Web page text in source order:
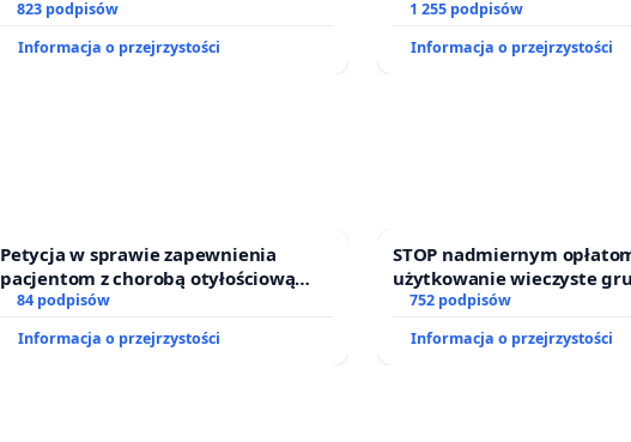
prawa rodzinnego
823 podpisów
Informacja o przejrzystości
1 255 podpisów
Informacja o przejrzystości
Petycja w sprawie zapewnienia
pacjentom z chorobą otyłościową
dostępu do kompleksowego leczenia
oraz programów profilaktycznych.
84 podpisów
Informacja o przejrzystości
STOP nadmiernym
użytkowanie wieczyste
zajmowanych przez
działkowe.
752 podpisów
Informacja o przejrzystości